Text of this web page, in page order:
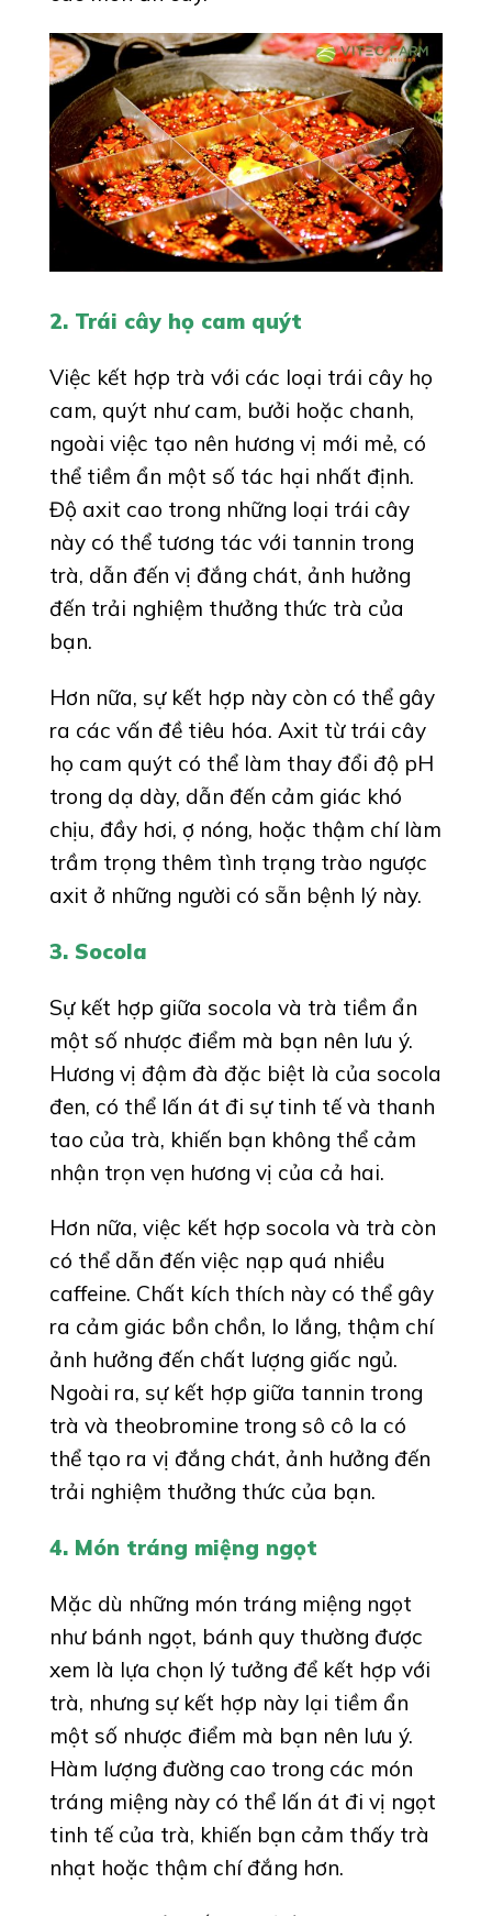
2. Trái cây họ cam quýt
Việc kết hợp trà với các loại trái cây họ
cam, quýt như cam, bưởi hoặc chanh,
ngoài việc tạo nên hương vị mới mẻ, có
thể tiềm ẩn một số tác hại nhất định.
Độ axit cao trong những loại trái cây
này có thể tương tác với tannin trong
trà, dẫn đến vị đắng chát, ảnh hưởng
đến trải nghiệm thưởng thức trà của
bạn.
Hơn nữa, sự kết hợp này còn có thể gây
ra các vấn đề tiêu hóa. Axit từ trái cây
họ cam quýt có thể làm thay đổi độ pH
trong dạ dày, dẫn đến cảm giác khó
chịu, đầy hơi, ợ nóng, hoặc thậm chí làm
trầm trọng thêm tình trạng trào ngược
axit ở những người có sẵn bệnh lý này.
3. Socola
Sự kết hợp giữa socola và trà tiềm ẩn
một số nhược điểm mà bạn nên lưu ý.
Hương vị đậm đà đặc biệt là của socola
đen, có thể lấn át đi sự tinh tế và thanh
tao của trà, khiến bạn không thể cảm
nhận trọn vẹn hương vị của cả hai.
Hơn nữa, việc kết hợp socola và trà còn
có thể dẫn đến việc nạp quá nhiều
caffeine. Chất kích thích này có thể gây
ra cảm giác bồn chồn, lo lắng, thậm chí
ảnh hưởng đến chất lượng giấc ngủ.
Ngoài ra, sự kết hợp giữa tannin trong
trà và theobromine trong sô cô la có
thể tạo ra vị đắng chát, ảnh hưởng đến
trải nghiệm thưởng thức của bạn.
4. Món tráng miệng ngọt
Mặc dù những món tráng miệng ngọt
như bánh ngọt, bánh quy thường được
xem là lựa chọn lý tưởng để kết hợp với
trà, nhưng sự kết hợp này lại tiềm ẩn
một số nhược điểm mà bạn nên lưu ý.
Hàm lượng đường cao trong các món
tráng miệng này có thể lấn át đi vị ngọt
tinh tế của trà, khiến bạn cảm thấy trà
nhạt hoặc thậm chí đắng hơn.